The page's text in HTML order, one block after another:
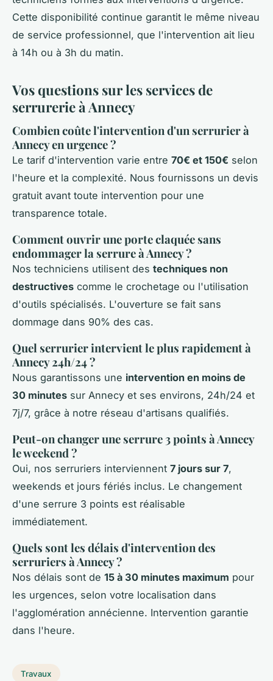
Cette disponibilité continue garantit le même niveau
de service professionnel, que l'intervention ait lieu
à 14h ou à 3h du matin.
Vos questions sur les services de
serrurerie à Annecy
Combien coûte l'intervention d'un serrurier à
Annecy en urgence ?
Le tarif d'intervention varie entre 70€ et 150€ selon
l'heure et la complexité. Nous fournissons un devis
gratuit avant toute intervention pour une
transparence totale.
Comment ouvrir une porte claquée sans
endommager la serrure à Annecy ?
Nos techniciens utilisent des techniques non
destructives comme le crochetage ou l'utilisation
d'outils spécialisés. L'ouverture se fait sans
dommage dans 90% des cas.
Quel serrurier intervient le plus rapidement à
Annecy 24h/24 ?
Nous garantissons une intervention en moins de
30 minutes sur Annecy et ses environs, 24h/24 et
7j/7, grâce à notre réseau d'artisans qualifiés.
Peut-on changer une serrure 3 points à Annecy
le weekend ?
Oui, nos serruriers interviennent 7 jours sur 7,
weekends et jours fériés inclus. Le changement
d'une serrure 3 points est réalisable
immédiatement.
Quels sont les délais d'intervention des
serruriers à Annecy ?
Nos délais sont de 15 à 30 minutes maximum pour
les urgences, selon votre localisation dans
l'agglomération annécienne. Intervention garantie
dans l'heure.
Travaux